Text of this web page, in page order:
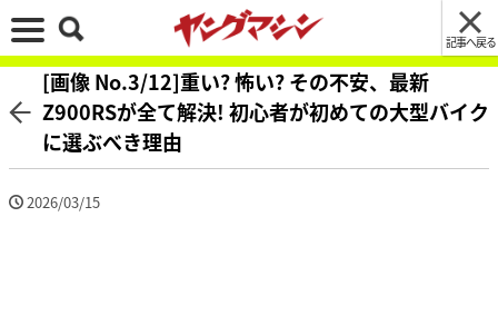
記事へ戻る
[画像 No.3/12]重い? 怖い? その不安、最新
Z900RSが全て解決! 初心者が初めての大型バイク
に選ぶべき理由
2026/03/15